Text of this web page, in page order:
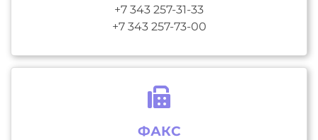
+7 343 257-31-33
+7 343 257-73-00
ФАКС